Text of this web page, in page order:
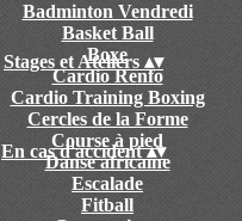
Badminton Vendredi
Basket Ball
Boxe
Cardio Renfo
Cardio Training Boxing
Cercles de la Forme
Course à pied
Danse africaine
Escalade
Fitball
Stages et Ateliers ▴▾
En cas d'accident▴▾